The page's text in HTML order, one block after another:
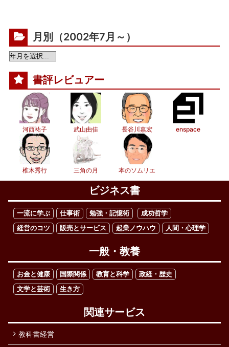
月別（2002年7月～）
書評レビュアー
河西祐子 武山由佳 長谷川嘉宏 enspace
椎木秀行 三角の月 本のソムリエ
ビジネス書
一流に学ぶ 仕事術 勉強・記憶術
成功哲学
経営のコツ
販売とサービス 起業ノウハウ 人間・心理学
一般・教養
お金と健康 国際関係 教育と科学
政経・歴史
文学と芸術
生き方
関連サービス
教科書経営